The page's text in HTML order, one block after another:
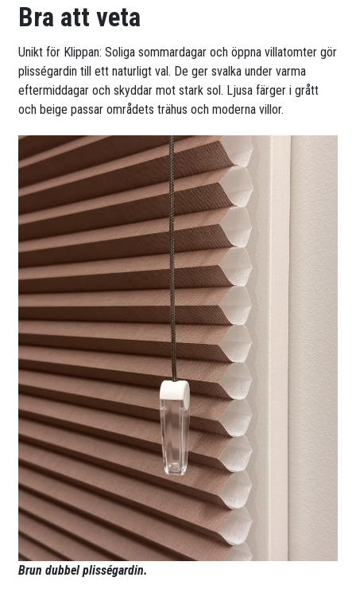
Bra att veta
Unikt för Klippan: Soliga sommardagar och öppna villatomter gör
plisségardin till ett naturligt val. De ger svalka under varma
eftermiddagar och skyddar mot stark sol. Ljusa färger i grått
och beige passar områdets trähus och moderna villor.
Brun dubbel plisségardin.